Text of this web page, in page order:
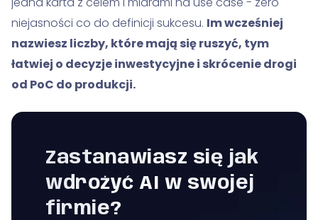
niejasności co do definicji sukcesu. Im wcześniej
nazwiesz liczby, które mają się ruszyć, tym
łatwiej o decyzje inwestycyjne i skrócenie drogi
od PoC do produkcji.
Zastanawiasz się jak
wdrożyć AI w swojej
firmie?